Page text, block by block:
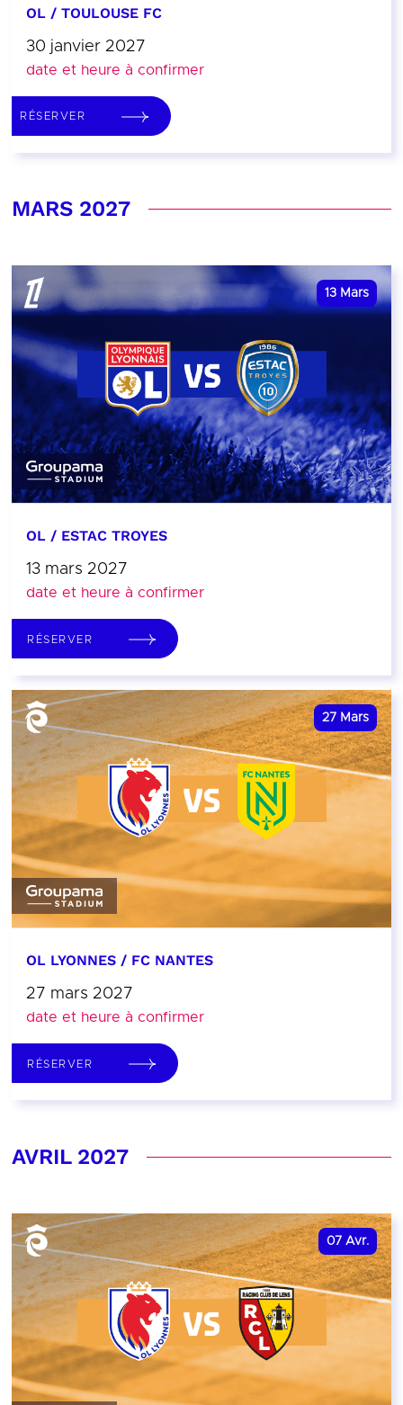
OL / TOULOUSE FC
30 janvier 2027
date et heure à confirmer
RÉSERVER
MARS 2027
13 Mars
OL / ESTAC TROYES
13 mars 2027
date et heure à confirmer
RÉSERVER
27 Mars
OL LYONNES / FC NANTES
27 mars 2027
date et heure à confirmer
RÉSERVER
AVRIL 2027
07 Avr.